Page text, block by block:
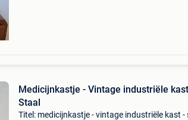
Medicijnkastje - Vintage industriële
Staal
Titel: medicijnkastje - vintage industriële kast -